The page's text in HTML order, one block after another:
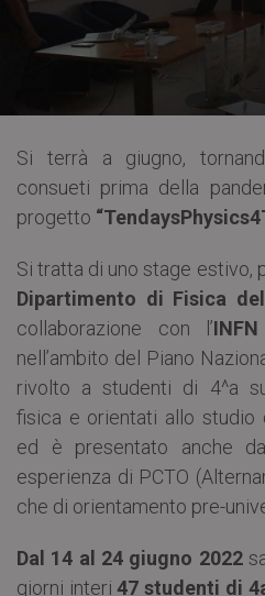
Si terrà a giugno,
consueti prima della
progetto
Si tratta di uno stage estivo,
Dipartimento di Fisica
collaborazione con l’
nell’ambito del Piano
rivolto a studenti di 4^a
fisica e orientati allo studio
ed è presentato anche
esperienza di PCTO
che di orientamento pre-
Dal 14 al 24 giugno 2022
giorni interi47 studenti di